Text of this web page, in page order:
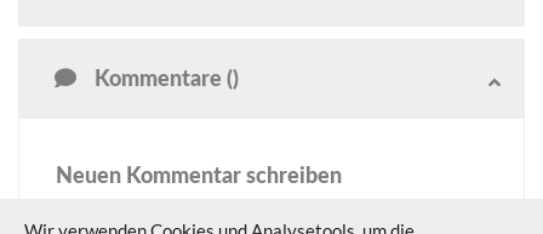
Kommentare ()
Neuen Kommentar schreiben